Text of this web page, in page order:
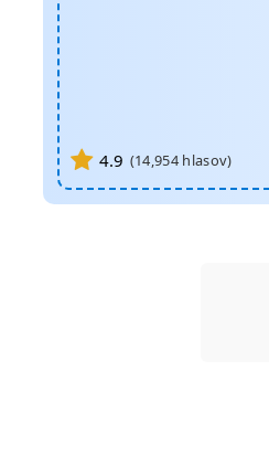
4.9 (14,954 hlasov)